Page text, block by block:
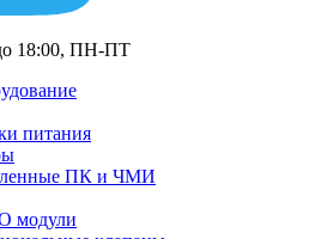
18:00, ПН-ПТ
питания
ПК и ЧМИ
модули